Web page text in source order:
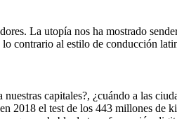
La utopía nos ha mostrado
contrario al estilo de conducción
capitales?, ¿cuándo a las
2018 el test de los 443 millones de